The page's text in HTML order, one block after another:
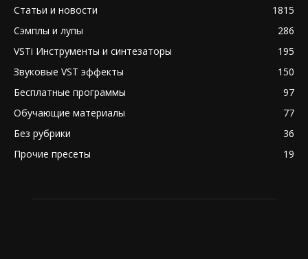
Статьи и новости
1815
Сэмплы и лупы
286
VSTi Инструменты и синтезаторы
195
Звуковые VST эффекты
150
Бесплатные программы
97
Обучающие материалы
77
Без рубрики
36
Прочие пресеты
19